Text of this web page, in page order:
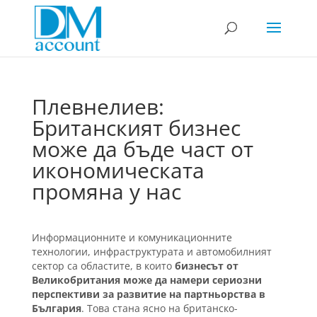
Плевнелиев:
Британският бизнес
може да бъде част от
икономическата
промяна у нас
Информационните и комуникационните
технологии, инфраструктурата и автомобилният
сектор са областите, в които бизнесът от
Великобритания може да намери сериозни
перспективи за развитие на партньорства в
България. Това стана ясно на британско-